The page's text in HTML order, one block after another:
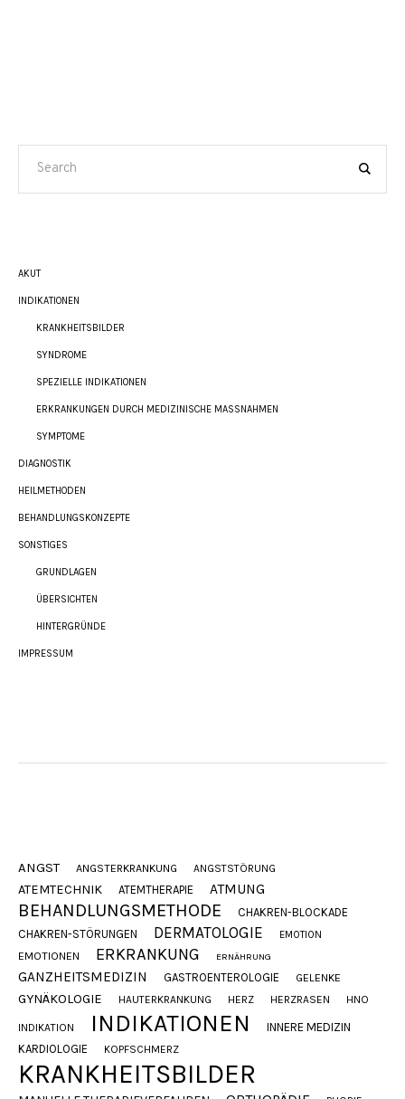
AKUT
INDIKATIONEN
KRANKHEITSBILDER
SYNDROME
SPEZIELLE INDIKATIONEN
ERKRANKUNGEN DURCH MEDIZINISCHE MASSNAHMEN
SYMPTOME
DIAGNOSTIK
HEILMETHODEN
BEHANDLUNGSKONZEPTE
SONSTIGES
GRUNDLAGEN
ÜBERSICHTEN
HINTERGRÜNDE
IMPRESSUM
ANGST ANGSTERKRANKUNG ANGSTSTÖRUNG
ATEMTECHNIK ATEMTHERAPIE ATMUNG
BEHANDLUNGSMETHODE
CHAKREN-BLOCKADE
CHAKREN-STÖRUNGEN
DERMATOLOGIE EMOTION
EMOTIONEN ERKRANKUNG ERNÄHRUNG
GANZHEITSMEDIZIN GASTROENTEROLOGIE GELENKE
GYNÄKOLOGIE HAUTERKRANKUNG HERZ HERZRASEN HNO
INDIKATION INDIKATIONEN
INNERE MEDIZIN
KARDIOLOGIE
KOPFSCHMERZ
KRANKHEITSBILDER